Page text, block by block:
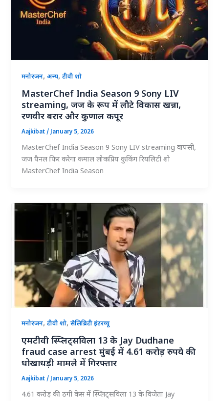
मनोरंजन,अन्य,टीवी शो
MasterChef India Season 9 Sony LIV
streaming, जज के रूप में लौटे विकास खन्ना,
रणवीर बरार और कुणाल कपूर
Aajkibat/January 5, 2026
MasterChef India Season 9 Sony LIV streaming वापसी,
जज पैनल फिर करेगा कमाल लोकप्रिय कुकिंग रियलिटी शो
MasterChef India Season
मनोरंजन,टीवी शो,सेलिब्रिटी इंटरव्यू
एमटीवी स्प्लिट्सविला 13 के Jay Dudhane
fraud case arrest मुंबई में 4.61 करोड़ रुपये की
धोखाधड़ी मामले में गिरफ्तार
Aajkibat/January 5, 2026
4.61 करोड़ की ठगी केस में स्प्लिट्सविला 13 के विजेता Jay